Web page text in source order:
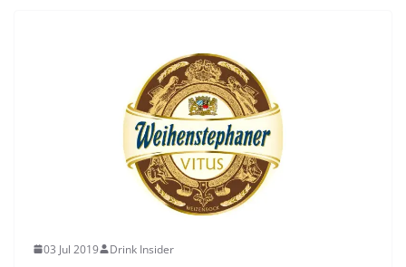
03 Jul 2019 Drink Insider